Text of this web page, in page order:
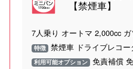
【禁煙車】
7人乗り オートマ 2,000cc
特徴 禁煙車 ドライブレコー
利用可能オプション 免責補償